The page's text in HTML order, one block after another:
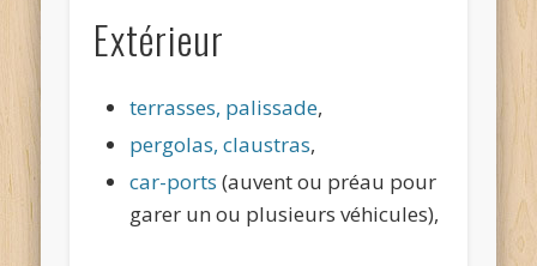
Extérieur
terrasses, palissade,
pergolas, claustras,
car-ports (auvent ou préau pour
garer un ou plusieurs véhicules),